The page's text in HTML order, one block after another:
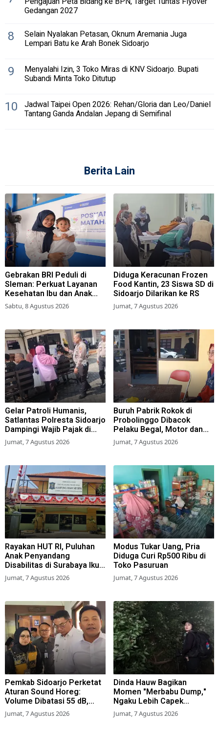
Gedangan 2027
8 Selain Nyalakan Petasan, Oknum Aremania Juga
Lempari Batu ke Arah Bonek Sidoarjo
9 Menyalahi Izin, 3 Toko Miras di KNV Sidoarjo. Bupati
Subandi Minta Toko Ditutup
10 Jadwal Taipei Open 2026: Rehan/Gloria dan Leo/Daniel
Tantang Ganda Andalan Jepang di Semifinal
Berita Lain
Gebrakan BRI Peduli di
Sleman: Perkuat Layanan
Kesehatan Ibu dan Anak
Lewat Program Desa
Brilian 1000 HPK
Sabtu, 8 Agustus 2026
Diduga Keracunan Frozen
Food Kantin, 23 Siswa SD di
Sidoarjo Dilarikan ke RS
Jumat, 7 Agustus 2026
Gelar Patroli Humanis,
Satlantas Polresta Sidoarjo
Dampingi Wajib Pajak di
Samsat
Jumat, 7 Agustus 2026
Buruh Pabrik Rokok di
Probolinggo Dibacok
Pelaku Begal, Motor dan
Tas Amblas
Jumat, 7 Agustus 2026
Rayakan HUT RI, Puluhan
Anak Penyandang
Disabilitas di Surabaya Ikuti
Beragam Lomba
Jumat, 7 Agustus 2026
Modus Tukar Uang, Pria
Diduga Curi Rp500 Ribu di
Toko Pasuruan
Jumat, 7 Agustus 2026
Pemkab Sidoarjo Perketat
Aturan Sound Horeg:
Volume Dibatasi 55 dB,
Wajib Kantongi Izin
Jumat, 7 Agustus 2026
Dinda Hauw Bagikan
Momen "Merbabu Dump,"
Ngaku Lebih Capek
Dibanding Gunung Sumbing
Jumat, 7 Agustus 2026